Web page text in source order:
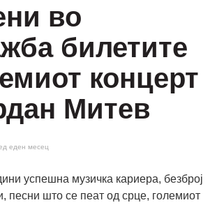
во
билетите
концерт
Митев
еден месец
успешна музичка кариера, безброј
песни што се пеат од срце, големиот